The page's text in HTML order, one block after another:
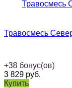
Травосмесь
+38 бонус(ов)
3 829 руб.
Купить